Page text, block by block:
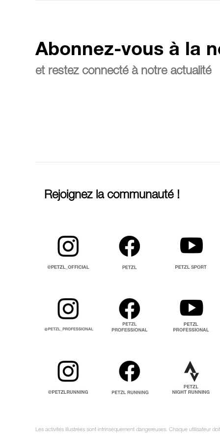
Abonnez-vous à la
et restez connecté à notre actualité
Rejoignez la communauté !
Les activités illustrées sont intrinsèquement dangereuses. Chaque utilisateur